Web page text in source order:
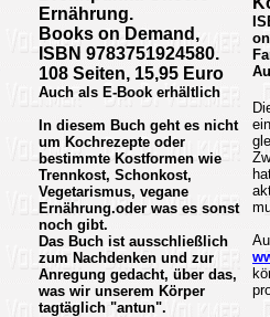
Ernährung.
Books on Demand,
ISBN 9783751924580.
108 Seiten, 15,95 Euro
Auch als E-Book erhältlich
In diesem Buch geht es nicht
um Kochrezepte oder
bestimmte Kostformen wie
Trennkost, Schonkost,
Vegetarismus, vegane
Ernährung.oder was es sonst
noch gibt.
Das Buch ist ausschließlich
zum Nachdenken und zur
Anregung gedacht, über das,
was wir unserem Körper
tagtäglich "antun".